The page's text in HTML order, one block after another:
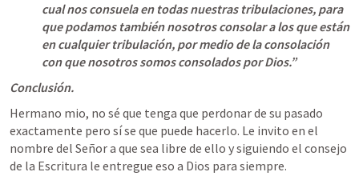
cual nos consuela en todas nuestras tribulaciones, para
que podamos también nosotros consolar a los que están
en cualquier tribulación, por medio de la consolación
con que nosotros somos consolados por Dios.”
Conclusión.
Hermano mio, no sé que tenga que perdonar de su pasado
exactamente pero sí se que puede hacerlo. Le invito en el
nombre del Señor a que sea libre de ello y siguiendo el consejo
de la Escritura le entregue eso a Dios para siempre.